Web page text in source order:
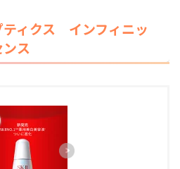
ィクス インフィニッ
ス